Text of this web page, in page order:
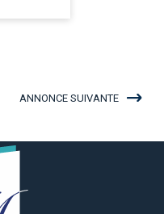
ANNONCE SUIVANTE